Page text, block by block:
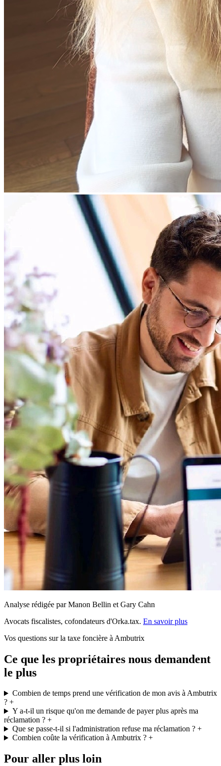
Analyse rédigée par Manon Bellin et Gary Cahn
Avocats fiscalistes, cofondateurs d'Orka.tax. En savoir plus
Vos questions sur la taxe foncière à Ambutrix
Ce que les propriétaires nous demandent
le plus
Combien de temps prend une vérification de mon avis à Ambutrix
? +
Y a-t-il un risque qu'on me demande de payer plus après ma
réclamation ? +
Que se passe-t-il si l'administration refuse ma réclamation ?+
Combien coûte la vérification à Ambutrix ?+
Pour aller plus loin